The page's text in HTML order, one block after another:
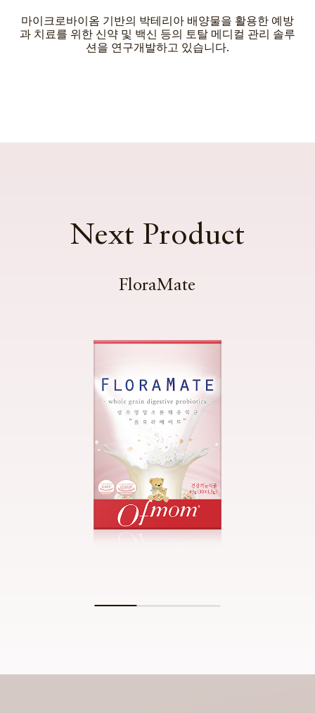
마이크로바이옴 기반의 박테리아 배양물을 활용한 예방
과 치료를 위한 신약 및 백신 등의 토탈 메디컬 관리 솔루
션을 연구개발하고 있습니다.
Next Product
FloraMate